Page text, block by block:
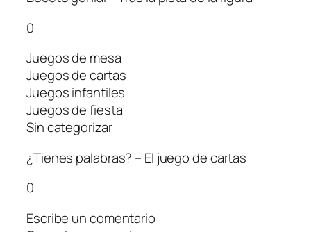
0
Juegos de mesa
Juegos de cartas
Juegos infantiles
Juegos de fiesta
Sin categorizar
¿Tienes palabras? – El juego de cartas
0
Escribe un comentario